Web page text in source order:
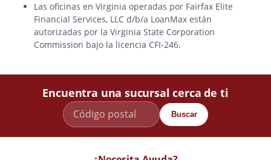
Las oficinas en Virginia operadas por Fairfax Elite
Financial Services, LLC d/b/a LoanMax están
autorizadas por la Virginia State Corporation
Commission bajo la licencia CFI-246.
Encuentra una sucursal cerca de ti
Buscar